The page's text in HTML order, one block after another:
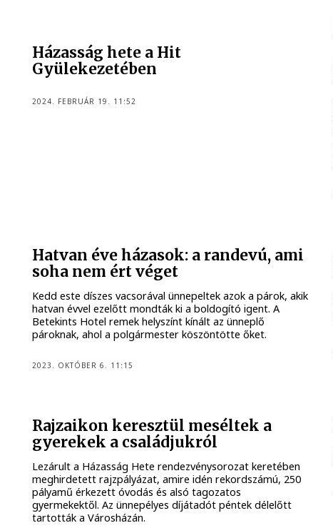
Házasság hete a Hit
Gyülekezetében
2024. FEBRUÁR 19. 11:52
Hatvan éve házasok: a randevú, ami
soha nem ért véget
Kedd este díszes vacsorával ünnepeltek azok a párok, akik
hatvan évvel ezelőtt mondták ki a boldogító igent. A
Betekints Hotel remek helyszínt kínált az ünneplő
pároknak, ahol a polgármester köszöntötte őket.
2023. OKTÓBER 6. 11:15
Rajzaikon keresztül meséltek a
gyerekek a családjukról
Lezárult a Házasság Hete rendezvénysorozat keretében
meghirdetett rajzpályázat, amire idén rekordszámú, 250
pályamű érkezett óvodás és alsó tagozatos
gyermekektől. Az ünnepélyes díjátadót péntek délelőtt
tartották a Városházán.